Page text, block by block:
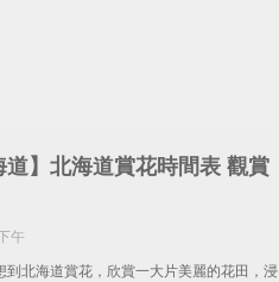
道】北海道賞花時間表 觀賞
午
到北海道賞花，欣賞一大片美麗的花田，浸